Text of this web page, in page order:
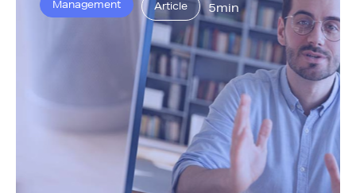
Management Article 5min